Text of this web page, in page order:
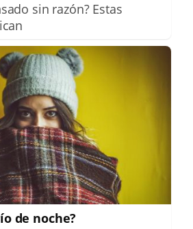
sin razón? Estas
de noche?